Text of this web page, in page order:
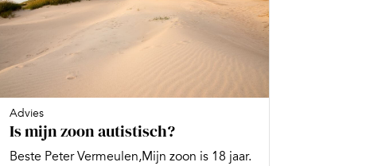
Advies
Is mijn zoon autistisch?
Beste Peter Vermeulen,Mijn zoon is 18 jaar.